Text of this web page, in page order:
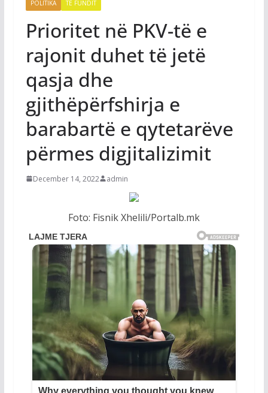
POLITIKA TË FUNDIT
Prioritet në PKV-të e
rajonit duhet të jetë
qasja dhe
gjithëpërfshirja e
barabartë e qytetarëve
përmes digjitalizimit
December 14, 2022 admin
Foto: Fisnik Xhelili/Portalb.mk